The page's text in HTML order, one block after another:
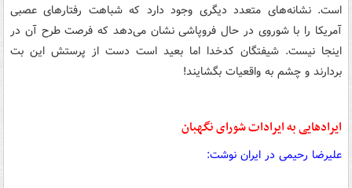
است. نشانه‌های متعدد دیگری وجود دارد که شباهت رفتارهای عصبی
آمریکا را با شوروی در حال فروپاشی نشان می‌دهد که فرصت طرح آن در
اینجا نیست. شیفتگان کدخدا اما بعید است دست از پرستش این بت
بردارند و چشم به واقعیات بگشایند!
ایرادهایی به ایرادات شورای نگهبان
علیرضا رحیمی در ایران نوشت: